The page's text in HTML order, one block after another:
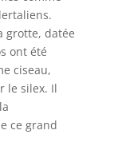
grotte, datée
ont été
ciseau,
le silex. Il
ce grand